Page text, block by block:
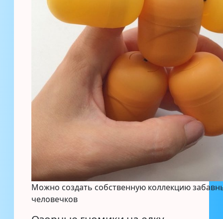
Можно создать собственную коллекцию
человечков